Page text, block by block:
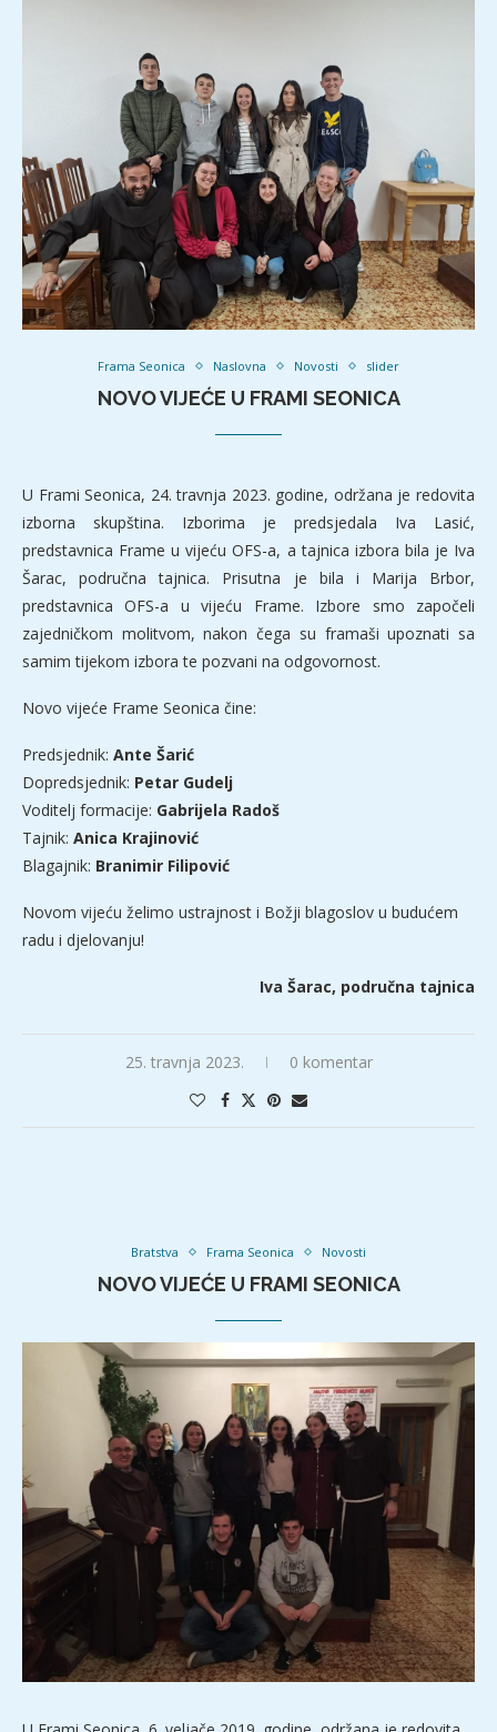
Frama Seonica Naslovna Novosti slider
NOVO VIJEĆE U FRAMI SEONICA
U Frami Seonica, 24. travnja 2023. godine, održana je redovita
izborna skupština. Izborima je predsjedala Iva Lasić,
predstavnica Frame u vijeću OFS-a, a tajnica izbora bila je Iva
Šarac, područna tajnica. Prisutna je bila i Marija Brbor,
predstavnica OFS-a u vijeću Frame. Izbore smo započeli
zajedničkom molitvom, nakon čega su framaši upoznati sa
samim tijekom izbora te pozvani na odgovornost.
Novo vijeće Frame Seonica čine:
Predsjednik: Ante Šarić
Dopredsjednik: Petar Gudelj
Voditelj formacije: Gabrijela Radoš
Tajnik: Anica Krajinović
Blagajnik: Branimir Filipović
Novom vijeću želimo ustrajnost i Božji blagoslov u budućem
radu i djelovanju!
Iva Šarac, područna tajnica
25. travnja 2023. 0 komentar
Bratstva Frama Seonica Novosti
NOVO VIJEĆE U FRAMI SEONICA